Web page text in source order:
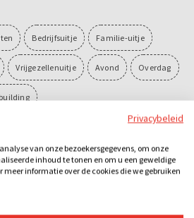
Bedrijfsuitje Familie-uitje
Vrijgezellenuitje Avond Overdag
Privacybeleid
van onze bezoekersgegevens, om onze
inhoud te tonen en om u een geweldige
meer informatie over de cookies die we gebruiken